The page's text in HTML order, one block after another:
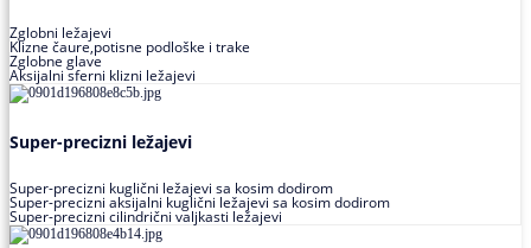
Zglobni ležajevi
Klizne čaure,potisne podloške i trake
Zglobne glave
Aksijalni sferni klizni ležajevi
Super-precizni ležajevi
Super-precizni kuglični ležajevi sa kosim dodirom
Super-precizni aksijalni kuglični ležajevi sa kosim dodirom
Super-precizni cilindrični valjkasti ležajevi